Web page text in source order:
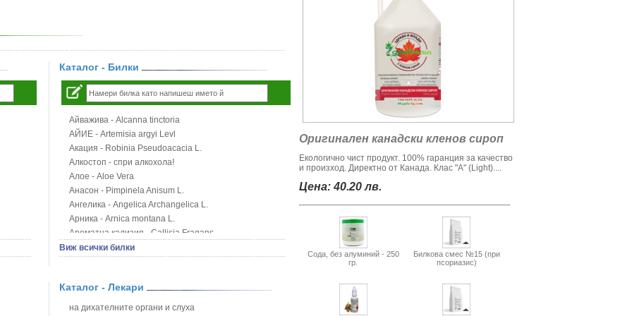
Каталог - Билки
Айважива - Alcanna tinctoria
АЙИЕ - Artemisia argyi Levl
Акация - Robinia Pseudoacacia L.
Алкостоп - спри алкохола!
Алое - Aloe Vera
Анасон - Pimpinela Anisum L.
Ангелика - Angelica Archangelica L.
Арника - Arnica montana L.
Ароматна кализия - Callisia Fragans
Арония - Sorbus melanocorpa
Блатен аир - Acorus calamus L.
Блатен тъжник - Spirea ulmaria L.
Виж всички билки
Каталог - Лекари
на дихателните органи и слуха
Оригинален канадски кленов сироп
Екологично чист продукт. 100% гаранция за качество
и произход. Директно от Канада. Клас "А" (Light)....
Цена: 40.20 лв.
Сода, без алуминий - 250
гр.
Билкова смес №15 (при
псориазис)